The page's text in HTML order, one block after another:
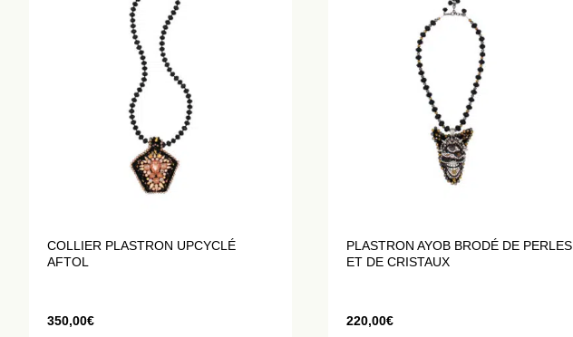
COLLIER PLASTRON UPCYCLÉ
AFTOL
350,00€
PLASTRON AYOB BRODÉ DE PERLES
ET DE CRISTAUX
220,00€